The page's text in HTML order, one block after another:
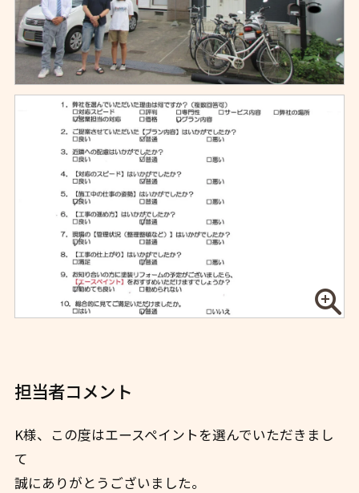
担当者コメント
K様、この度はエースペイントを選んでいただきまし
て
誠にありがとうございました。